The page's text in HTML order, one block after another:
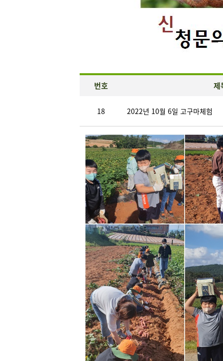
번호 제
18 2022년 10월 6일 고구마체험